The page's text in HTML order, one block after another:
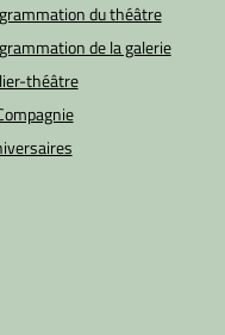
du théâtre
de la galerie
théâtre